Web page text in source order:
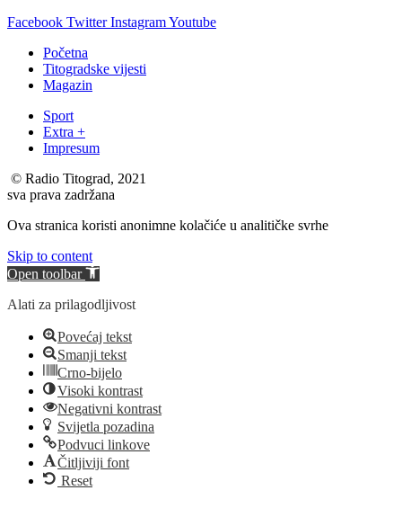
Facebook Twitter InstagramYoutube
Početna
Titogradske vijesti
Magazin
Sport
Extra +
Impresum
© Radio Titograd, 2021
sva prava zadržana
Ova stranica koristi anonimne kolačiće u analitičke svrhe
Skip to content
Open toolbar
Alati za prilagodljivost
Povećaj tekst
Smanji tekst
Crno-bijelo
Visoki kontrast
Negativni kontrast
Svijetla pozadina
Podvuci linkove
Čitljiviji font
Reset